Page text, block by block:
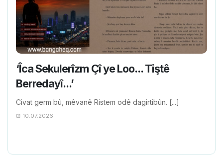
‘Îca Sekulerîzm Çî ye Loo... Tiştê
Berredayî...’
Civat germ bû, mêvanê Ristem odê dagirtibûn. [...]
10.07.2026